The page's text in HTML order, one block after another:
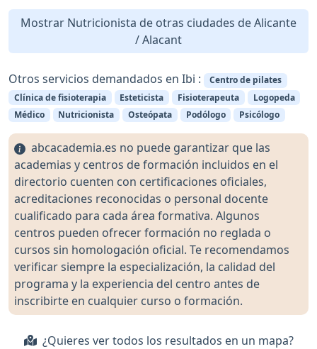
Mostrar Nutricionista de otras ciudades de Alicante
/ Alacant
Otros servicios demandados en Ibi :
Centro de pilates
Clínica de fisioterapia
Esteticista Fisioterapeuta
Logopeda
Médico
Nutricionista Osteópata Podólogo Psicólogo
abcacademia.es no puede garantizar que las
academias y centros de formación incluidos en el
directorio cuenten con certificaciones oficiales,
acreditaciones reconocidas o personal docente
cualificado para cada área formativa. Algunos
centros pueden ofrecer formación no reglada o
cursos sin homologación oficial. Te recomendamos
verificar siempre la especialización, la calidad del
programa y la experiencia del centro antes de
inscribirte en cualquier curso o formación.
¿Quieres ver todos los resultados en un mapa?